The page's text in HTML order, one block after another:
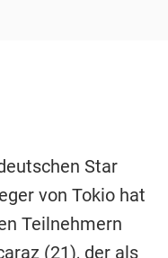
Star
von Tokio hat
Teilnehmern
(21), der als